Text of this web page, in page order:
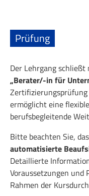
Prüfung
Der Lehrgang
„Berater/-in für
ermöglicht eine
berufsbegleitende
Bitte beachten Sie,
automatisierte
Detaillierte
Voraussetzungen
Rahmen der